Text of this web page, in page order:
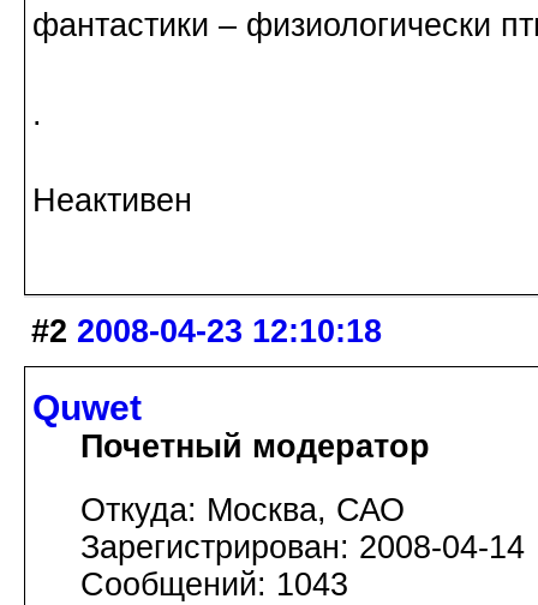
фантастики – физиологически
.
Неактивен
#2 2008-04-23 12:10:18
Quwet
Почетный модератор
Откуда: Москва, САО
Зарегистрирован: 2008-04-14
Сообщений: 1043